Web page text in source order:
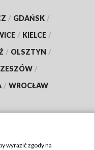
/ GDAŃSK /
/ KIELCE /
/ OLSZTYN /
/
/ WROCŁAW
wyrazić zgody na